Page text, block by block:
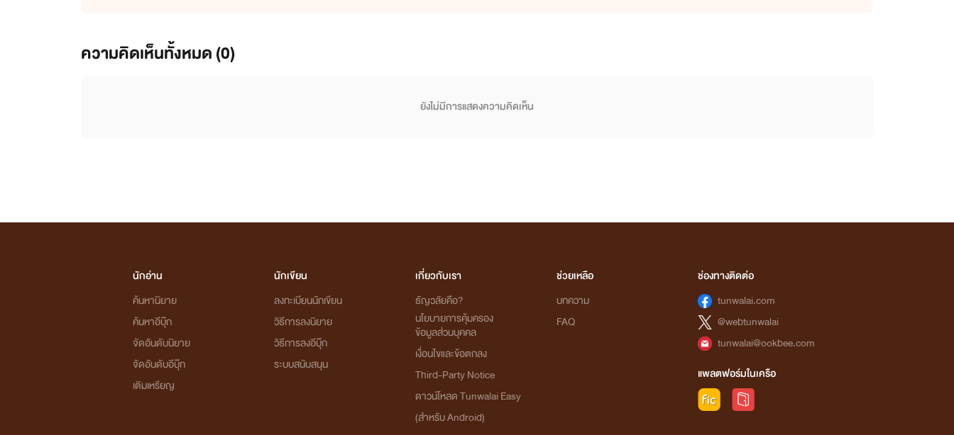
ความคิดเห็นทั้งหมด (0)
ยังไม่มีการแสดงความคิดเห็น
นักอ่าน
ค้นหานิยาย
ค้นหาอีบุ๊ก
จัดอันดับนิยาย
จัดอันดับอีบุ๊ก
เติมเหรียญ
นักเขียน
ลงทะเบียนนักเขียน
วิธีการลงนิยาย
วิธีการลงอีบุ๊ก
ระบบสนับสนุน
เกี่ยวกับเรา
ธัญวลัยคือ?
นโยบายการคุ้มครอง
ข้อมูลส่วนบุคคล
เงื่อนไขและข้อตกลง
Third-Party Notice
ดาวน์โหลด Tunwalai Easy
(สำหรับ Android)
ช่วยเหลือ
บทความ
FAQ
ช่องทางติดต่อ
tunwalai.com
@webtunwalai
tunwalai@ookbee.com
แพลตฟอร์มในเครือ